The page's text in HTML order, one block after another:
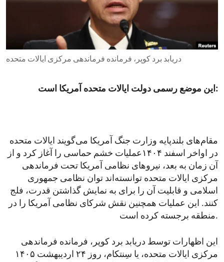
ENVIRONMENT AND HEALTH
IDEALS AND INSTITUTIONS
دریابد برد کوپر، فرمانده فرماندهی مرکزی ایالات متحده
این موضع رسمی دولت ایالات متحده آمریکا است:
مقام‌های بلندپایه وزارت جنگ آمریکا می‌گویند ایالات متحده
در اواخر اسفند ۱۴۰۴عملیات خشم حماسی را آغاز کرد و از
آن زمان به بعد، نیروهای نظامی آمریکا تحت فرماندهی
مرکزی ایالات متحده توانسته‌اند توان نظامی جمهوری
اسلامی و قابلیت آن را برای به نمایش گذاشتن قدرت، فلج
کنند. این عملیات همچنین نقش شرکای نظامی آمریکا را در
منطقه برجسته کرده است.
این اظهارات توسط دریابد برد کوپر، فرمانده فرماندهی
مرکزی ایالات متحده، یا سِنتکام، روز ۲۴ اردیبهشت ۱۴۰۵